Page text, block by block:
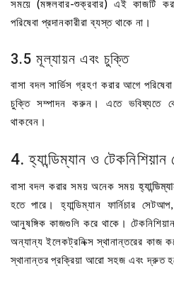
সময়ে (মঙ্গলবার-শুক্রবার) এই কাজটি
পরিষেবা প্রদানকারীরা ব্যস্ত থাকে না।
3.5 মূল্যায়ন এবং চুক্তি
বাসা বদল সার্ভিস গ্রহণ করার আগে
চুক্তি সম্পাদন করুন। এতে ভবিষ্যতে
থাকবেন।
4. হ্যান্ডিম্যান ও টেকনিশিয়ান
বাসা বদল করার সময় অনেক সময়
হতে পারে। হ্যান্ডিম্যান ফার্নিচার
আনুষঙ্গিক কাজগুলি করে থাকে।
অন্যান্য ইলেকট্রনিক্স স্থানান্তরের কাজ
স্থানান্তর প্রক্রিয়া আরো সহজ এবং দ্রুত